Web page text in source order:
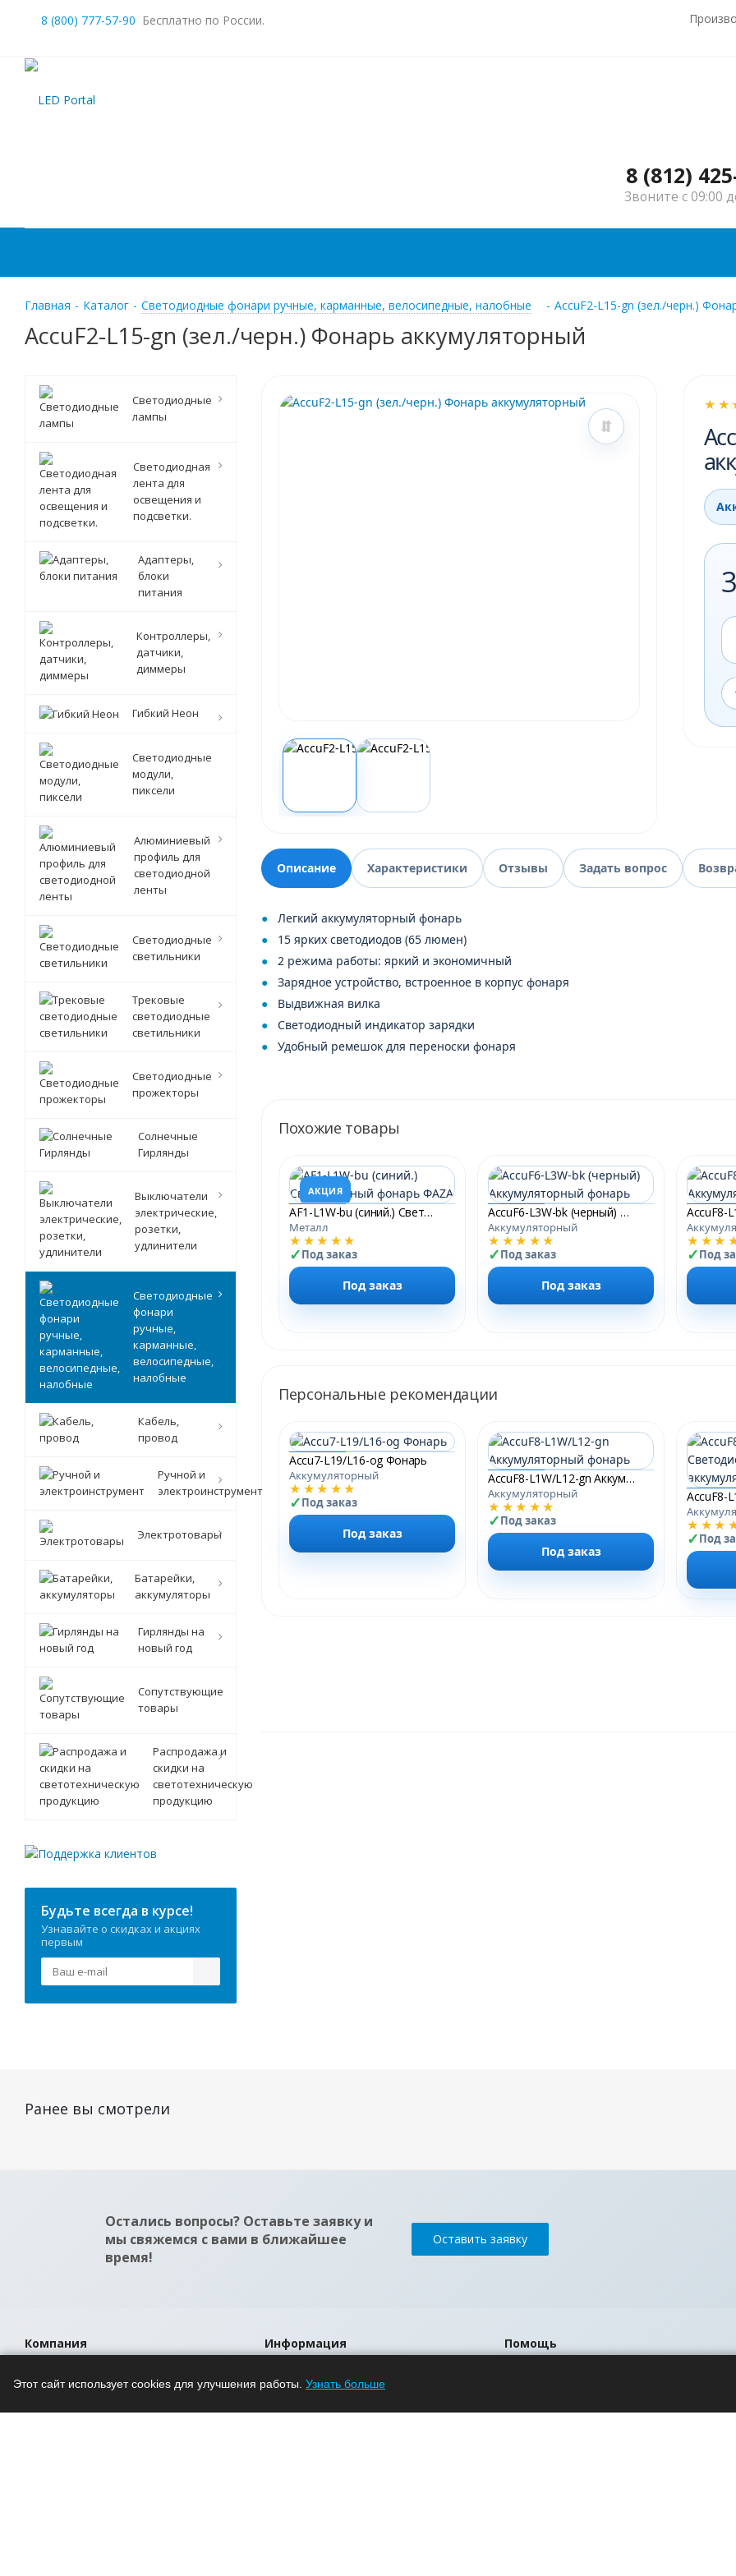
8 (800) 777-57-90 Бесплатно по России.
8 (812)
Звоните с 09:00
Главная - Каталог - Светодиодные фонари ручные, карманные, велосипедные, налобные - AccuF2-L15-gn (зел./черн.)
AccuF2-L15-gn (зел./черн.) Фонарь аккумуляторный
Описание Характеристики Отзывы Задать вопрос
Легкий аккумуляторный фонарь
15 ярких светодиодов (65 люмен)
2 режима работы: яркий и экономичный
Зарядное устройство, встроенное в корпус фонаря
Выдвижная вилка
Светодиодный индикатор зарядки
Удобный ремешок для переноски фонаря
Похожие товары
АКЦИЯ
AF1-L1W-bu (синий.) Светодиодный фонарь ФАZА
Металл
★★★★★
Под заказ
Под заказ
AccuF6-L3W-bk (черный) Аккумуляторный фонарь
Аккумуляторный
★★★★★
Под заказ
Под заказ
Под
Персональные рекомендации
Accu7-L19/L16-og Фонарь
Аккумуляторный
★★★★★
Под заказ
Под заказ
AccuF8-L1W/L12-gn Аккумуляторный фонарь
Аккумуляторный
★★★★★
Под заказ
Под заказ
Под
Светодиодные
лампы
Светодиодная
лента для
освещения и
подсветки.
Адаптеры,
блоки
питания
Контроллеры,
датчики,
диммеры
Гибкий Неон
Светодиодные
модули,
пиксели
Алюминиевый
профиль для
светодиодной
ленты
Светодиодные
светильники
Трековые
светодиодные
светильники
Светодиодные
прожекторы
Солнечные
Гирлянды
Выключатели
электрические,
розетки,
удлинители
Светодиодные
фонари
ручные,
карманные,
велосипедные,
налобные
Кабель,
провод
Ручной и
электроинструмент
Электротовары
Батарейки,
аккумуляторы
Гирлянды на
новый год
Сопутствующие
товары
Распродажа и
скидки на
светотехническую
продукцию
Будьте всегда в курсе!
Узнавайте о скидках и акциях
первым
Ранее вы смотрели
Остались вопросы? Оставьте заявку и
мы свяжемся с вами в ближайшее
время!
Оставить заявку
Компания
О компании
Информация
Помощь
Помощь
Этот сайт использует cookies для улучшения работы. Узнать больше